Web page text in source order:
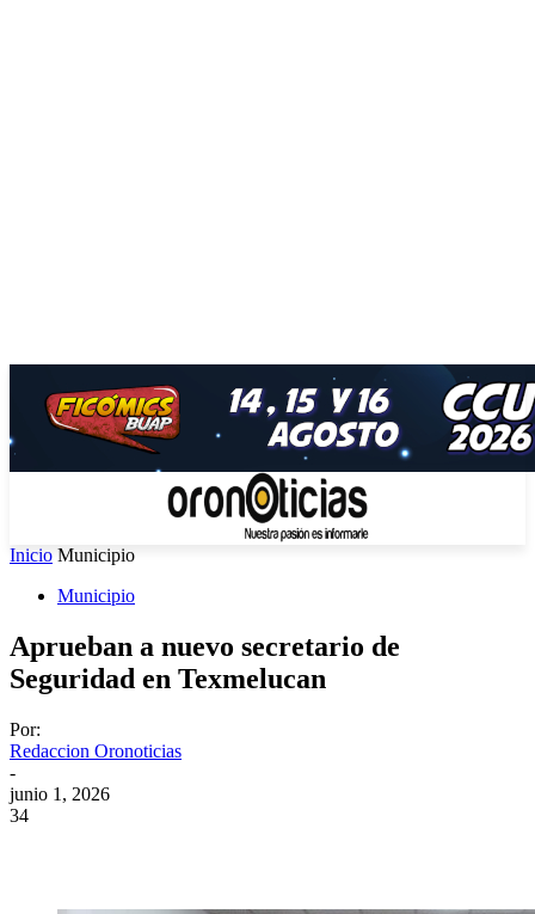
Inicio Municipio
Municipio
Aprueban a nuevo secretario de
Seguridad en Texmelucan
Por:
Redaccion Oronoticias
-
junio 1, 2026
34